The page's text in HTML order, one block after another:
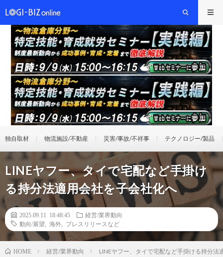
独自取材 物流施設/不動産 災害/事故/不祥事 テクノロジー/製品
LINEヤフー、タイで宅配など手掛け
る持分法適用会社を子会社化へ
2025.09.11 18:48:45
経営/業界動向
動向/展望
海外 プレスリリースなど
HOME 経営/業界動向 LINEヤフー、タイで宅配など手掛ける持分法